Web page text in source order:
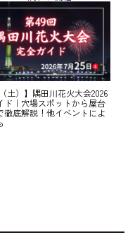
（土）】隅田川花火大会2026
ド｜穴場スポットから屋台
徹底解説！他イベントによ